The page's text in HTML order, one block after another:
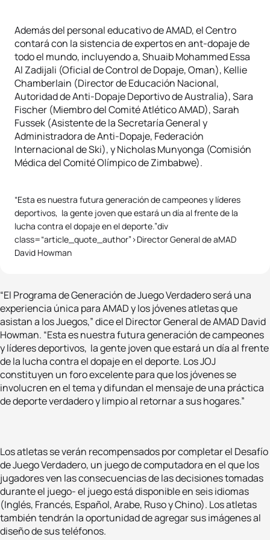
Además del personal educativo de AMAD, el Centro
contará con la sistencia de expertos en ant-dopaje de
todo el mundo, incluyendo a, Shuaib Mohammed Essa
Al Zadijali (Oficial de Control de Dopaje, Oman), Kellie
Chamberlain (Director de Educación Nacional,
Autoridad de Anti-Dopaje Deportivo de Australia), Sara
Fischer (Miembro del Comité Atlético AMAD), Sarah
Fussek (Asistente de la Secretaría General y
Administradora de Anti-Dopaje, Federación
Internacional de Ski), y Nicholas Munyonga (Comisión
Médica del Comité Olímpico de Zimbabwe).
“Esta es nuestra futura generación de campeones y líderes
deportivos, la gente joven que estará un día al frente de la
lucha contra el dopaje en el deporte.”div
class=“article_quote_author”>Director General de aMAD
David Howman
“El Programa de Generación de Juego Verdadero será una
experiencia única para AMAD y los jóvenes atletas que
asistan a los Juegos,” dice el Director General de AMAD David
Howman. “Esta es nuestra futura generación de campeones
y líderes deportivos, la gente joven que estará un día al frente
de la lucha contra el dopaje en el deporte. Los JOJ
constituyen un foro excelente para que los jóvenes se
involucren en el tema y difundan el mensaje de una práctica
de deporte verdadero y limpio al retornar a sus hogares.”
Los atletas se verán recompensados por completar el Desafío
de Juego Verdadero, un juego de computadora en el que los
jugadores ven las consecuencias de las decisiones tomadas
durante el juego- el juego está disponible en seis idiomas
(Inglés, Francés, Español, Arabe, Ruso y Chino). Los atletas
también tendrán la oportunidad de agregar sus imágenes al
diseño de sus teléfonos.